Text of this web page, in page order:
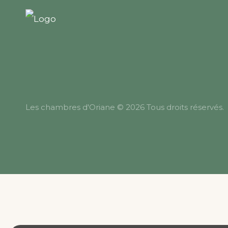
Les chambres d'Oriane © 2026 Tous droits réservés.